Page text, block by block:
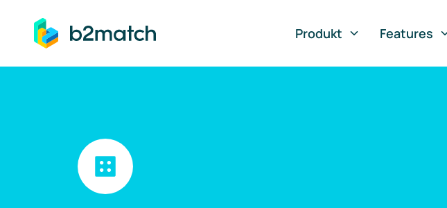
springen
Produkt
Features